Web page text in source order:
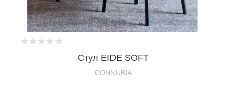
Стул EIDE SOFT
CONNUBIA